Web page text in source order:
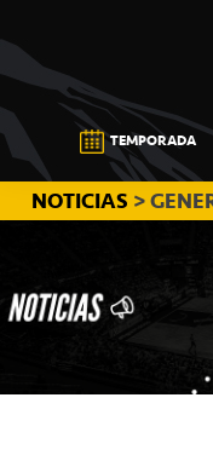
a
la
navegación
principal
al
contenido
principal
a
la
barra
lateral
principal
CB
CANARIAS
TEMPORADA
NOTICIAS >